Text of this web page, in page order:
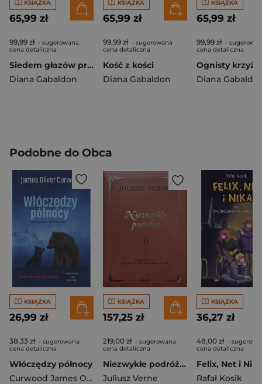
KSIĄŻKA
65,99 zł
99,99 zł - sugerowana
cena detaliczna
Siedem głazów przeznaczenia Saga obca Kolekcja opowiadań
Diana Gabaldon
KSIĄŻKA
65,99 zł
99,99 zł - sugerowana
cena detaliczna
Kość z kości
Diana Gabaldon
KSIĄŻKA
65,99 zł
99,99 zł -
cena detaliczna
Ognisty krzyż
Diana
Podobne do Obca
KSIĄŻKA
26,99 zł
38,33 zł - sugerowana
cena detaliczna
Włóczędzy północy
Curwood James Oliver
KSIĄŻKA
157,25 zł
219,00 zł - sugerowana
cena detaliczna
Niezwykłe podróże T.2 w.kolekcjonerskie
Juliusz Verne
KSIĄŻKA
36,27 zł
48,00 zł -
cena detaliczna
Rafał Kosik